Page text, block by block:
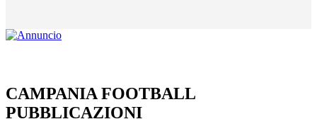
CAMPANIA FOOTBALL
PUBBLICAZIONI